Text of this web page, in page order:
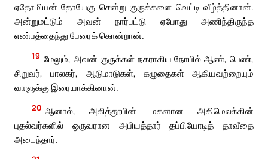
ஏதோமியன் தோயேகு சென்று குருக்களை வெட்டி வீழ்த்தினான்.
அன்றுமட்டும் அவன் நார்பட்டு ஏபோது அணிந்திருந்த
எண்பத்தைந்து பேரைக் கொன்றான்.
19 மேலும், அவன் குருக்கள் நகராகிய நோபில் ஆண், பெண்,
சிறுவர், பாலகர், ஆடுமாடுகள், கழுதைகள் ஆகியவற்றையும்
வாளுக்கு இரையாக்கினான்.
20 ஆனால், அகித்தூபின் மகனான அகிமெலக்கின்
புதல்வர்களில் ஒருவரான அபியத்தார் தப்பியோடித் தாவீதை
அடைந்தார்.